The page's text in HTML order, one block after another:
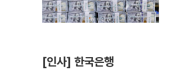
[인사] 한국은행